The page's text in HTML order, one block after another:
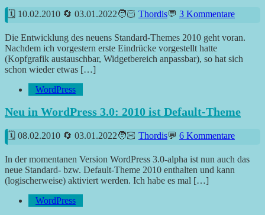
10.02.2010 03.01.2022 Thordis 3 Kommentare
Die Entwicklung des neuens Standard-Themes 2010 geht voran.
Nachdem ich vorgestern erste Eindrücke vorgestellt hatte
(Kopfgrafik austauschbar, Widgetbereich anpassbar), so hat sich
schon wieder etwas […]
WordPress
Neu in WordPress 3.0: 2010 ist Default-Theme
08.02.2010 03.01.2022 Thordis 6 Kommentare
In der momentanen Version WordPress 3.0-alpha ist nun auch das
neue Standard- bzw. Default-Theme 2010 enthalten und kann
(logischerweise) aktiviert werden. Ich habe es mal […]
WordPress